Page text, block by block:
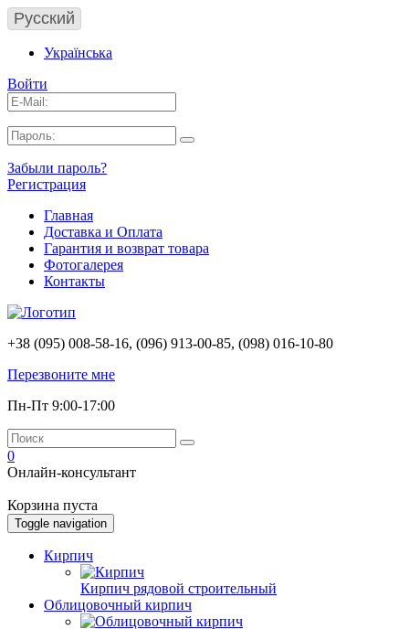
Русский
Українська
Войти
Забыли пароль?
Регистрация
Главная
Доставка и Оплата
Гарантия и возврат товара
Фотогалерея
Контакты
+38 (095) 008-58-16, (096) 913-00-85, (098) 016-10-80
Перезвоните мне
Пн-Пт 9:00-17:00
0
Онлайн-консультант
Корзина пуста
Toggle navigation
Кирпич
Кирпич рядовой строительный
Облицовочный кирпич